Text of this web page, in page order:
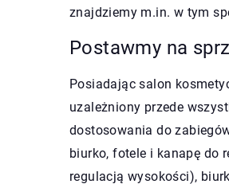
znajdziemy m.in. w tym
Postawmy na
Posiadając salon
uzależniony przede
dostosowania do
biurko, fotele i kanapę do
regulacją wysokości),